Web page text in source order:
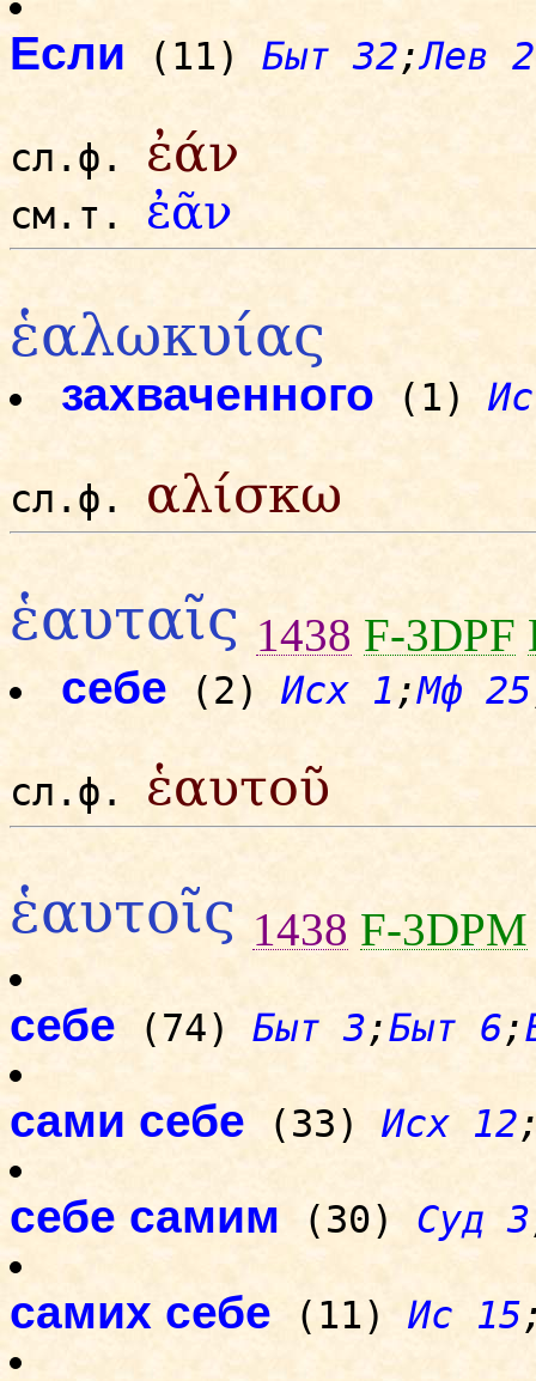
Если (11) Быт 32;Лев
сл.ф. ἐάν
см.т. ἐᾶν
ἑαλωκυίας
захваченного (1)
сл.ф. αλίσκω
ἑαυταῖς 1438 F-3DPF
себе (2) Исх 1 ;Мф 25
сл.ф. ἑαυτοῦ
ἑαυτοῖς 1438 F-3DPM
себе (74) Быт 3;Быт 6;
сами себе (33) Исх 12
себе самим (30) Суд 3
самих себе (11)Ис 15